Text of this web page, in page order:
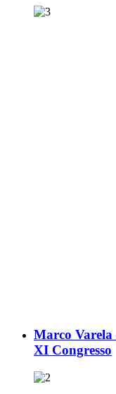
Marco Varela
XI Congresso